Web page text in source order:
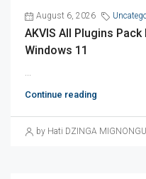
August 6, 2026
AKVIS All Plugins
Windows 11
...
Continue reading
by Hati DZINGA MIGNONGUI